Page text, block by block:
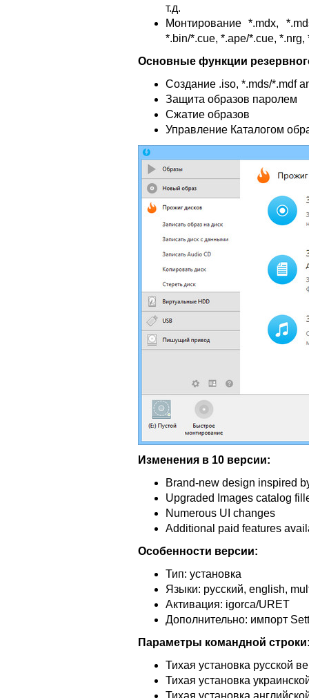
т.д.
Монтирование *.mdx,
*.bin/*.cue, *.ape/*.cue,
Основные функции
Создание .iso, *.mds/*.mdf
Защита образов паролем
Сжатие образов
Управление Каталогом
Изменения в 10 версии:
Brand-new design inspired
Upgraded Images catalog
Numerous UI changes
Additional paid features
Особенности версии:
Тип: установка
Языки: русский, english,
Активация: igorca/URET
Дополнительно: импорт
Параметры командной
Тихая установка русской
Тихая установка
Тихая установка